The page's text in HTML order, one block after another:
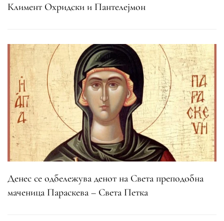
Климент Охридски и Пантелејмон
Денес се одбележува денот на Света преподобна
маченица Параскева – Света Петка